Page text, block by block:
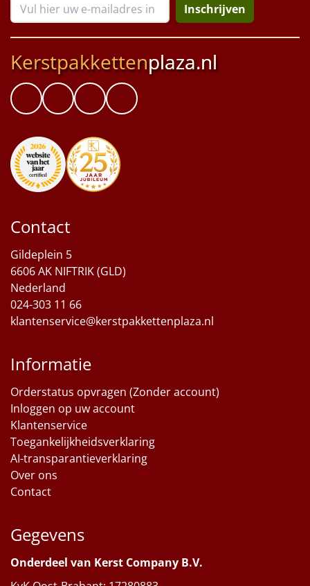
Inschrijven
Kerstpakkettenplaza.nl
Contact
Gildeplein 5
6606 AK NIFTRIK (GLD)
Nederland
024-303 11 66
klantenservice@kerstpakkettenplaza.nl
Informatie
Orderstatus opvragen (Zonder account)
Inloggen op uw account
Klantenservice
Toegankelijkheidsverklaring
AI-transparantieverklaring
Over ons
Contact
Gegevens
Onderdeel van Kerst Company B.V.